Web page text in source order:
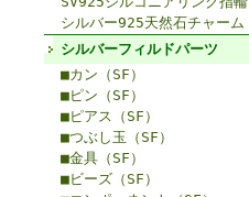
シルバー925天然石チャーム
シルバーフィルドパーツ
■カン（SF）
■ピン（SF）
■ピアス（SF）
■つぶし玉（SF）
■金具（SF）
■ビーズ（SF）